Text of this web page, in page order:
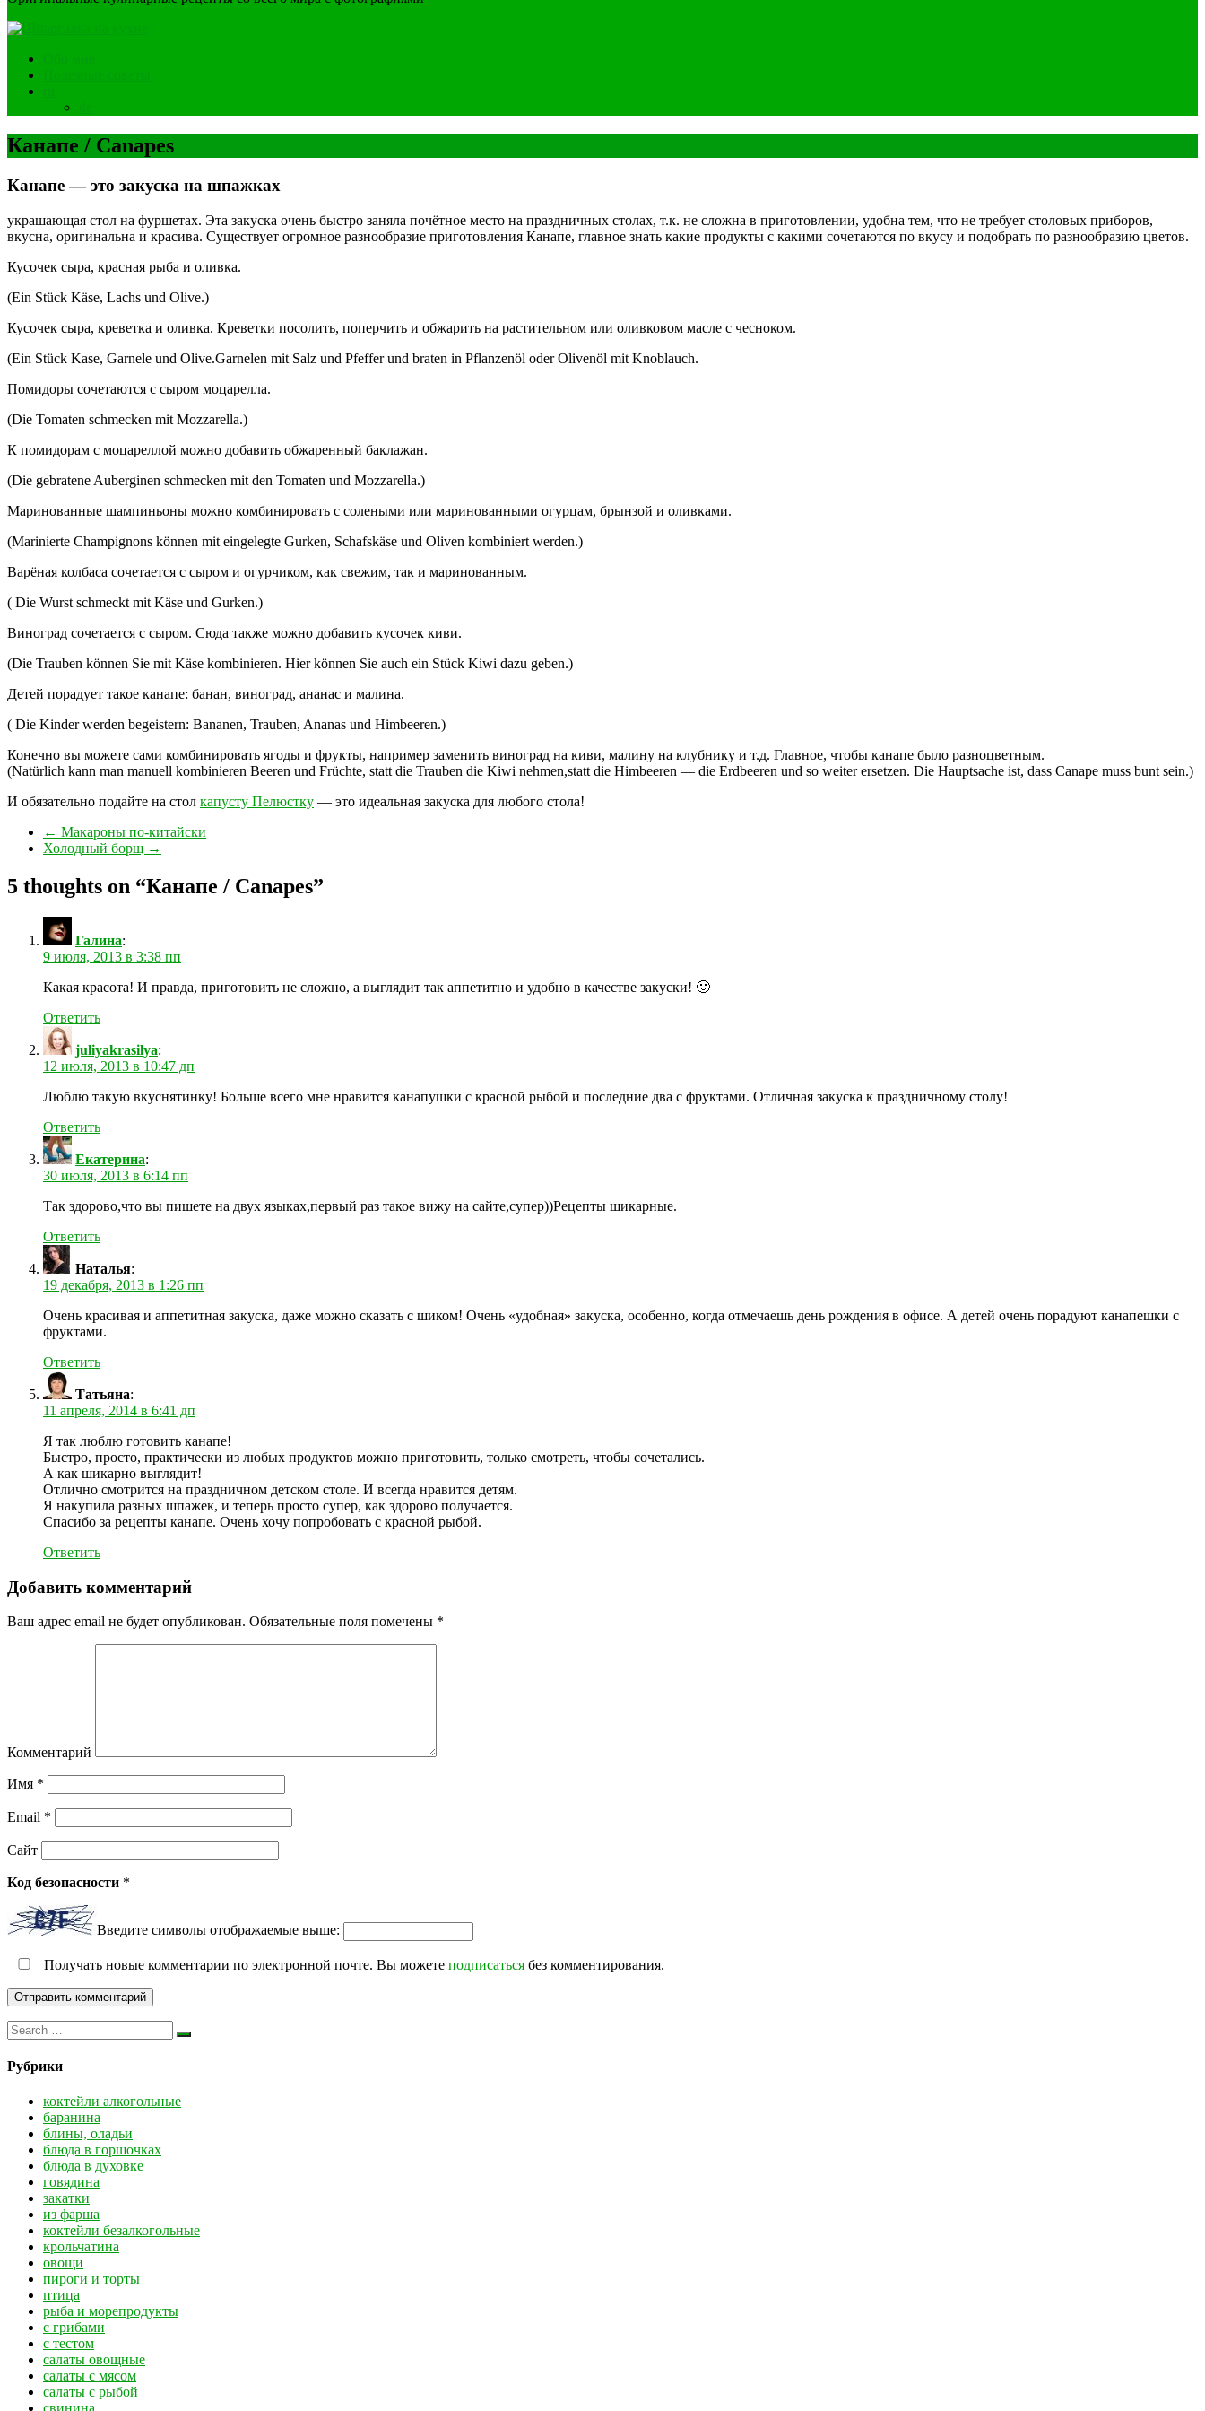
Канапе / Canapes
Канапе — это закуска на шпажках
украшающая стол на фуршетах. Эта закуска очень быстро заняла почётное место на праздничных столах, т.к. не сложна в приготовлении, удобна тем, что не требует столовых приборов,
вкусна, оригинальна и красива. Существует огромное разнообразие приготовления Канапе, главное знать какие продукты с какими сочетаются по вкусу и подобрать по разнообразию цветов.
Кусочек сыра, красная рыба и оливка.
(Ein Stück Käse, Lachs und Olive.)
Кусочек сыра, креветка и оливка. Креветки посолить, поперчить и обжарить на растительном или оливковом масле с чесноком.
(Ein Stück Kase, Garnele und Olive.Garnelen mit Salz und Pfeffer und braten in Pflanzenöl oder Olivenöl mit Knoblauch.
Помидоры сочетаются с сыром моцарелла.
(Die Tomaten schmecken mit Mozzarella.)
К помидорам с моцареллой можно добавить обжаренный баклажан.
(Die gebratene Auberginen schmecken mit den Tomaten und Mozzarella.)
Маринованные шампиньоны можно комбинировать с солеными или маринованными огурцам, брынзой и оливками.
(Marinierte Champignons können mit eingelegte Gurken, Schafskäse und Oliven kombiniert werden.)
Варёная колбаса сочетается с сыром и огурчиком, как свежим, так и маринованным.
( Die Wurst schmeckt mit Käse und Gurken.)
Виноград сочетается с сыром. Сюда также можно добавить кусочек киви.
(Die Trauben können Sie mit Käse kombinieren. Hier können Sie auch ein Stück Kiwi dazu geben.)
Детей порадует такое канапе: банан, виноград, ананас и малина.
( Die Kinder werden begeistern: Bananen, Trauben, Ananas und Himbeeren.)
Конечно вы можете сами комбинировать ягоды и фрукты, например заменить виноград на киви, малину на клубнику и т.д. Главное, чтобы канапе было разноцветным.
(Natürlich kann man manuell kombinieren Beeren und Früchte, statt die Trauben die Kiwi nehmen,statt die Himbeeren — die Erdbeeren und so weiter ersetzen. Die Hauptsache ist, dass Canape muss bunt sein.)
И обязательно подайте на стол капусту Пелюстку — это идеальная закуска для любого стола!
← Макароны по-китайски
Холодный борщ →
5 thoughts on “Канапе / Canapes”
Галина:
9 июля, 2013 в 3:38 пп
Какая красота! И правда, приготовить не сложно, а выглядит так аппетитно и удобно в качестве закуски! 🙂
Ответить
juliyakrasilya:
12 июля, 2013 в 10:47 дп
Люблю такую вкуснятинку! Больше всего мне нравится канапушки с красной рыбой и последние два с фруктами. Отличная закуска к праздничному столу!
Ответить
Екатерина:
30 июля, 2013 в 6:14 пп
Так здорово,что вы пишете на двух языках,первый раз такое вижу на сайте,супер))Рецепты шикарные.
Ответить
Наталья:
19 декабря, 2013 в 1:26 пп
Очень красивая и аппетитная закуска, даже можно сказать с шиком! Очень «удобная» закуска, особенно, когда отмечаешь день рождения в офисе. А детей очень порадуют канапешки с
фруктами.
Ответить
Татьяна:
11 апреля, 2014 в 6:41 дп
Я так люблю готовить канапе!
Быстро, просто, практически из любых продуктов можно приготовить, только смотреть, чтобы сочетались.
А как шикарно выглядит!
Отлично смотрится на праздничном детском столе. И всегда нравится детям.
Я накупила разных шпажек, и теперь просто супер, как здорово получается.
Спасибо за рецепты канапе. Очень хочу попробовать с красной рыбой.
Ответить
Добавить комментарий
Ваш адрес email не будет опубликован. Обязательные поля помечены *
Комментарий
Имя *
Email *
Сайт
Код безопасности *
Введите символы отображаемые выше:
Получать новые комментарии по электронной почте. Вы можете подписаться без комментирования.
Рубрики
коктейли алкогольные
баранина
блины, оладьи
блюда в горшочках
блюда в духовке
говядина
закатки
из фарша
коктейли безалкогольные
крольчатина
овощи
пироги и торты
птица
рыба и морепродукты
с грибами
с тестом
салаты овощные
салаты с мясом
салаты с рыбой
свинина